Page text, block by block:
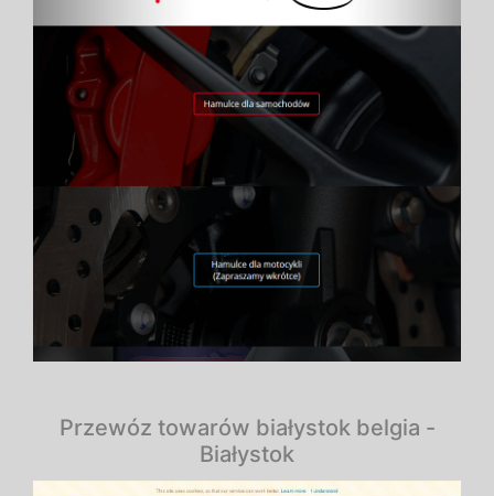
Przewóz towarów białystok belgia -
Białystok